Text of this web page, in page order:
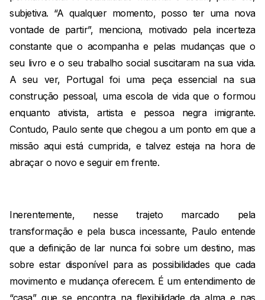
subjetiva. “A qualquer momento, posso ter uma nova
vontade de partir”, menciona, motivado pela incerteza
constante que o acompanha e pelas mudanças que o
seu livro e o seu trabalho social suscitaram na sua vida.
A seu ver, Portugal foi uma peça essencial na sua
construção pessoal, uma escola de vida que o formou
enquanto ativista, artista e pessoa negra imigrante.
Contudo, Paulo sente que chegou a um ponto em que a
missão aqui está cumprida, e talvez esteja na hora de
abraçar o novo e seguir em frente.
Inerentemente, nesse trajeto marcado pela
transformação e pela busca incessante, Paulo entende
que a definição de lar nunca foi sobre um destino, mas
sobre estar disponível para as possibilidades que cada
movimento e mudança oferecem. É um entendimento de